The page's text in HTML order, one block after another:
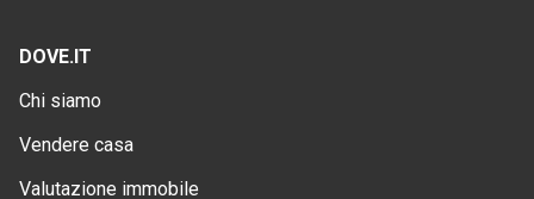
DOVE.IT
Chi siamo
Vendere casa
Valutazione immobile